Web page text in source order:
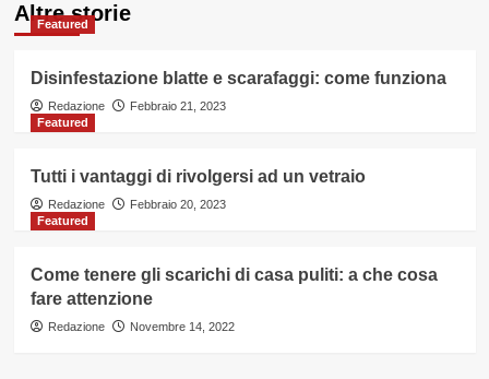
Altre storie
Featured
Disinfestazione blatte e scarafaggi: come funziona
Redazione
Febbraio 21, 2023
Featured
Tutti i vantaggi di rivolgersi ad un vetraio
Redazione
Febbraio 20, 2023
Featured
Come tenere gli scarichi di casa puliti: a che cosa
fare attenzione
Redazione Novembre 14, 2022